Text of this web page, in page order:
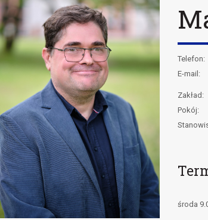
Telefon:
E-mail:
Zakład:
Pokój:
środa